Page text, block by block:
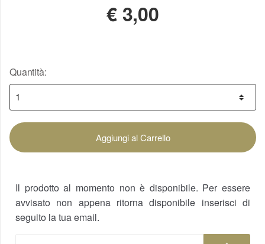
€ 3,00
Quantità:
Aggiungi al Carrello
Il prodotto al momento non è disponibile. Per essere
avvisato non appena ritorna disponibile inserisci di
seguito la tua email.